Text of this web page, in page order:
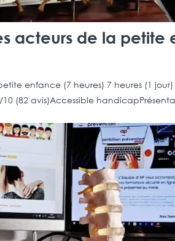
acteurs de la petite
enfance (7 heures) 7 heures (1
(82 avis)Accessible